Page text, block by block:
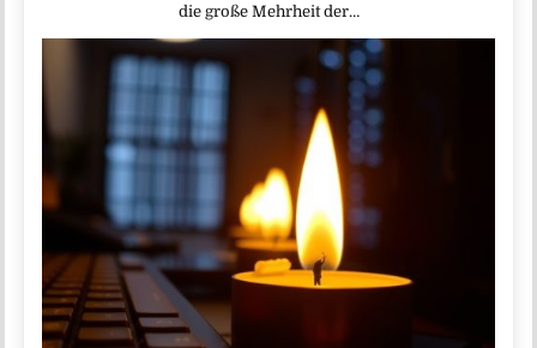
die große Mehrheit der…